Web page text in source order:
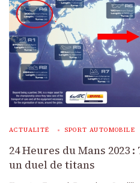
ACTUALITÉ SPORT AUTOMOBILE
24 Heures du Mans
un duel de titans